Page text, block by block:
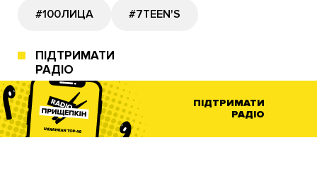
#100ЛИЦА #7TEEN'S
ПІДТРИМАТИ
РАДІО
ПІДТРИМАТИ
РАДІО